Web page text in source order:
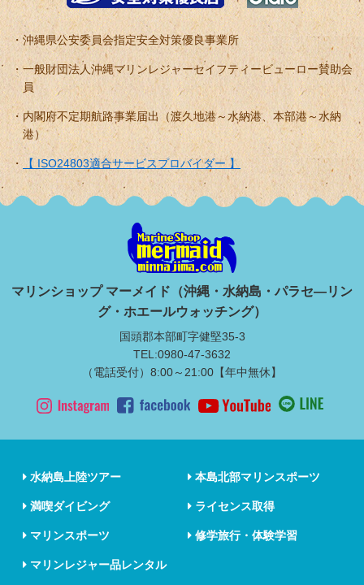
沖縄県公安委員会指定安全対策優良事業所
一般財団法人沖縄マリンレジャーセイフティービューロー賛助会
員
内閣府不定期航路事業届出（渡久地港～水納港、本部港～水納
港）
【 ISO24803適合サービスプロバイダー 】
マリンショップ マーメイド（沖縄・水納島・パラセ―リン
グ・ホエールウォッチング）
国頭郡本部町字健堅35-3
TEL:0980-47-3632
（電話受付）8:00～21:00【年中無休】
水納島上陸ツアー 本島北部マリンスポーツ
満喫ダイビング ライセンス取得
マリンスポーツ 修学旅行・体験学習
マリンレジャー品レンタル